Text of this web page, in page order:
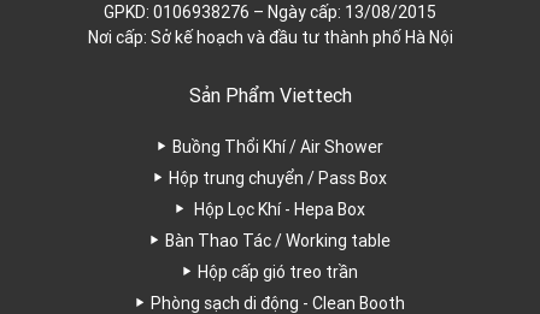
GPKD: 0106938276 – Ngày cấp: 13/08/2015
Nơi cấp: Sở kế hoạch và đầu tư thành phố Hà Nội
Sản Phẩm Viettech
Buồng Thổi Khí / Air Shower
Hộp trung chuyển / Pass Box
Hộp Lọc Khí - Hepa Box
Bàn Thao Tác / Working table
Hộp cấp gió treo trần
Phòng sạch di động - Clean Booth